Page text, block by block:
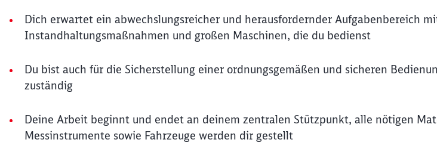
Dich erwartet ein abwechslungsreicher und herausfordernder Aufgabenbereich
Instandhaltungsmaßnahmen und großen Maschinen, die du bedienst
Du bist auch für die Sicherstellung einer ordnungsgemäßen und sicheren
zuständig
Deine Arbeit beginnt und endet an deinem zentralen Stützpunkt, alle nötigen
Messinstrumente sowie Fahrzeuge werden dir gestellt